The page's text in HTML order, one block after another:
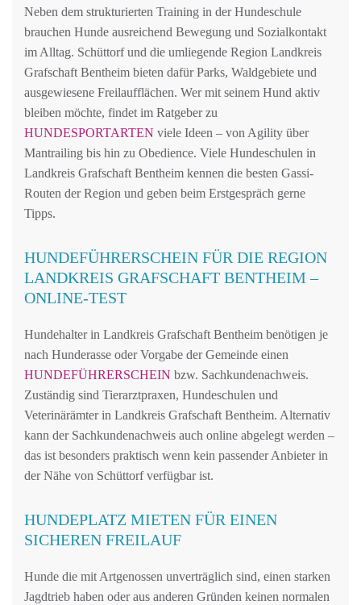
Neben dem strukturierten Training in der Hundeschule
brauchen Hunde ausreichend Bewegung und Sozialkontakt
im Alltag. Schüttorf und die umliegende Region Landkreis
Grafschaft Bentheim bieten dafür Parks, Waldgebiete und
ausgewiesene Freilaufflächen. Wer mit seinem Hund aktiv
bleiben möchte, findet im Ratgeber zu
HUNDESPORTARTEN viele Ideen – von Agility über
Mantrailing bis hin zu Obedience. Viele Hundeschulen in
Landkreis Grafschaft Bentheim kennen die besten Gassi-
Routen der Region und geben beim Erstgespräch gerne
Tipps.
HUNDEFÜHRERSCHEIN FÜR DIE REGION
LANDKREIS GRAFSCHAFT BENTHEIM –
ONLINE-TEST
Hundehalter in Landkreis Grafschaft Bentheim benötigen je
nach Hunderasse oder Vorgabe der Gemeinde einen
HUNDEFÜHRERSCHEIN bzw. Sachkundenachweis.
Zuständig sind Tierarztpraxen, Hundeschulen und
Veterinärämter in Landkreis Grafschaft Bentheim. Alternativ
kann der Sachkundenachweis auch online abgelegt werden –
das ist besonders praktisch wenn kein passender Anbieter in
der Nähe von Schüttorf verfügbar ist.
HUNDEPLATZ MIETEN FÜR EINEN
SICHEREN FREILAUF
Hunde die mit Artgenossen unverträglich sind, einen starken
Jagdtrieb haben oder aus anderen Gründen keinen normalen